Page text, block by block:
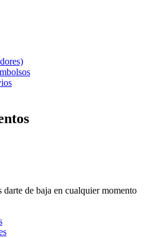
darte de baja en cualquier momento